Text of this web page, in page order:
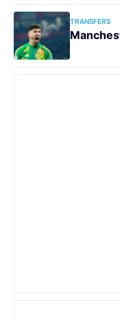
TRANSFERS